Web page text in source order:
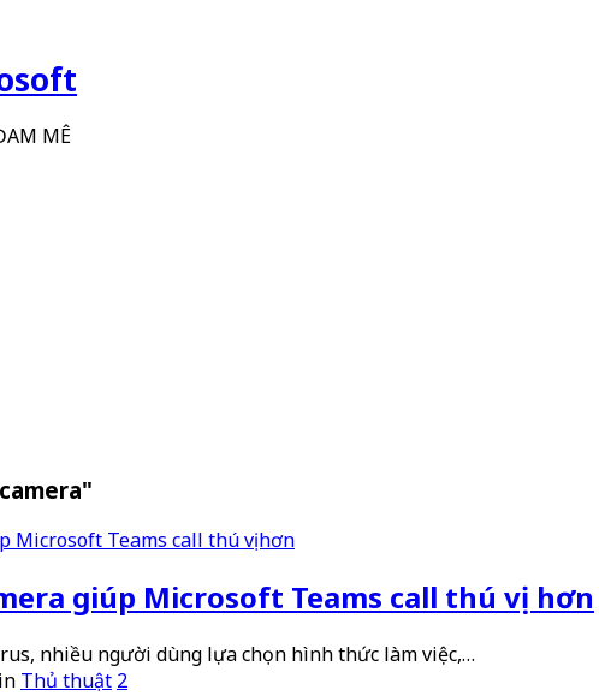
MÊ
giúp Microsoft Teams call thú vị hơn
nhiều người dùng lựa chọn hình thức làm việc,…
in Thủ thuật 2